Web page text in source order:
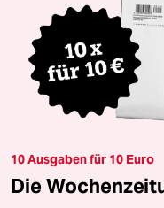
10 Ausgaben für 10 Euro
Die